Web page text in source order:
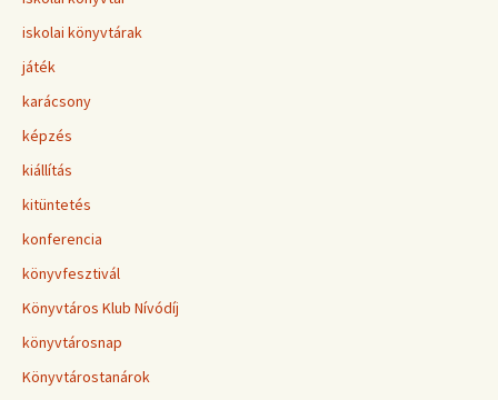
iskolai könyvtárak
játék
karácsony
képzés
kiállítás
kitüntetés
konferencia
könyvfesztivál
Könyvtáros Klub Nívódíj
könyvtárosnap
Könyvtárostanárok